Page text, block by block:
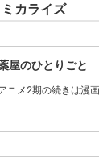
カライズ
屋のひとりごと
ニメ2期の続きは漫